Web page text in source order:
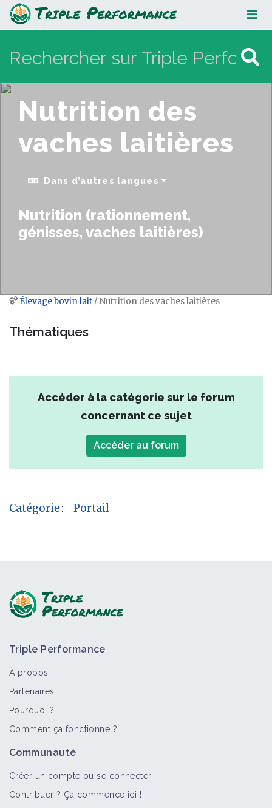
Nutrition des vaches laitières
Nutrition des
vaches laitières
Dans d’autres langues
Nutrition (rationnement,
génisses, vaches laitières)
Aller à :navigation,rechercher
Élevage bovin lait / Nutrition des vaches laitières
Thématiques
Accéder à la catégorie sur le forum
concernant ce sujet
Accéder au forum
Catégorie: Portail
Triple Performance
À propos
Partenaires
Pourquoi ?
Comment ça fonctionne ?
Communauté
Créer un compte ou se connecter
Contribuer ? Ça commence ici !